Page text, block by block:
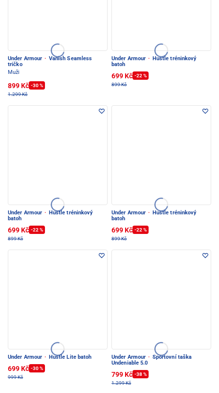
Under Armour · Vanish Seamless
tričko
Muži
899 Kč -30 %
1.299 Kč
Under Armour ·
Hustle tréninkový
batoh
699 Kč -22 %
899 Kč
Under Armour ·
Hustle tréninkový
batoh
699 Kč -22 %
899 Kč
Under Armour ·
Hustle tréninkový
batoh
699 Kč -22 %
899 Kč
Under Armour · Hustle Lite batoh
699 Kč -30 %
999 Kč
Under Armour · Sportovní taška
Undeniable 5.0
799 Kč -38 %
1.299 Kč